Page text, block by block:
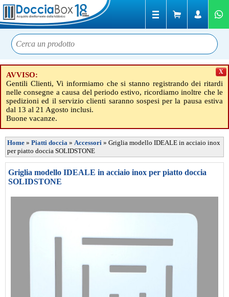
AVVISO:
Gentili Clienti, Vi informiamo che si stanno registrando dei ritardi
nelle consegne a causa del periodo estivo, ricordiamo inoltre che le
spedizioni ed il servizio clienti saranno sospesi per la pausa estiva
dal 13 al 21 Agosto inclusi.
Buone vacanze.
X
Home » Piatti doccia » Accessori » Griglia modello IDEALE in acciaio inox
per piatto doccia SOLIDSTONE
Griglia modello IDEALE in acciaio inox per piatto doccia
SOLIDSTONE